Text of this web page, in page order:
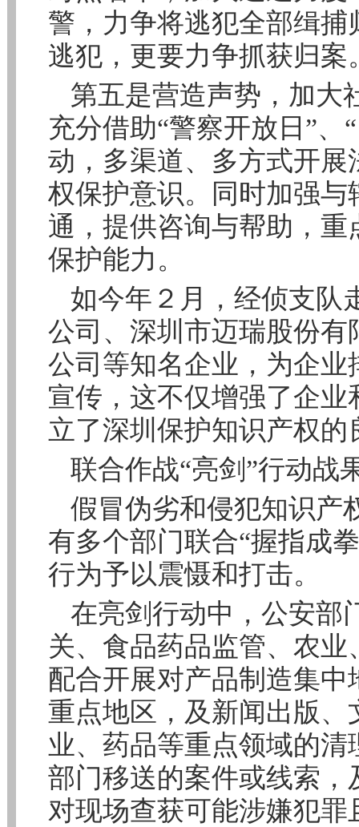
警，力争将逃犯全部缉
逃犯，更要力争抓获归案
第五是营造声势，加大
充分借助“警察开放日”、
动，多渠道、多方式开
权保护意识。同时加强
通，提供咨询与帮助，
保护能力。
如今年２月，经侦支队
公司、深圳市迈瑞股份
公司等知名企业，为企
宣传，这不仅增强了企
立了深圳保护知识产权的
联合作战“亮剑”行动战
假冒伪劣和侵犯知识产
有多个部门联合“握指成
行为予以震慑和打击。
在亮剑行动中，公安部
关、食品药品监管、农
配合开展对产品制造集
重点地区，及新闻出版
业、药品等重点领域的
部门移送的案件或线索
对现场查获可能涉嫌犯